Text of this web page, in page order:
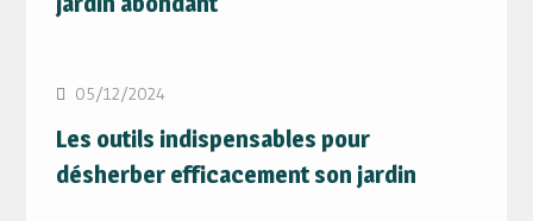
05/12/2024
Les outils indispensables pour
désherber efficacement son jardin